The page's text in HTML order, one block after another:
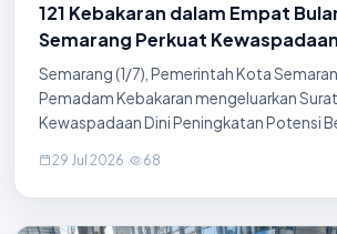
121 Kebakaran dalam Empat
Semarang Perkuat
Puncak Kemarau
Semarang (1/7), Pemerintah Kota
Pemadam Kebakaran mengeluarkan
Kewaspadaan Dini Peningkatan Potensi
Imbauan tersebut disampaikan menyusul
kebakaran yang terjadi dalam empat
29 Jul 2026 · 68